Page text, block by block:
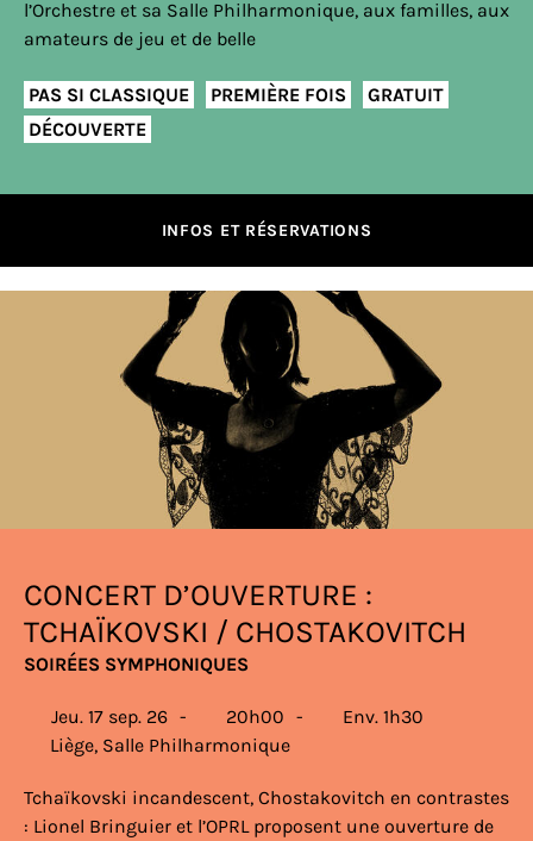
l’Orchestre et sa Salle Philharmonique, aux familles, aux
amateurs de jeu et de belle
PAS SI CLASSIQUE PREMIÈRE FOIS
GRATUIT
DÉCOUVERTE
INFOS ET RÉSERVATIONS
CONCERT D’OUVERTURE :
TCHAÏKOVSKI / CHOSTAKOVITCH
SOIRÉES SYMPHONIQUES
Jeu. 17 sep. 26 20h00
Env. 1h30
Liège, Salle Philharmonique
Tchaïkovski incandescent, Chostakovitch en contrastes
: Lionel Bringuier et l’OPRL proposent une ouverture de